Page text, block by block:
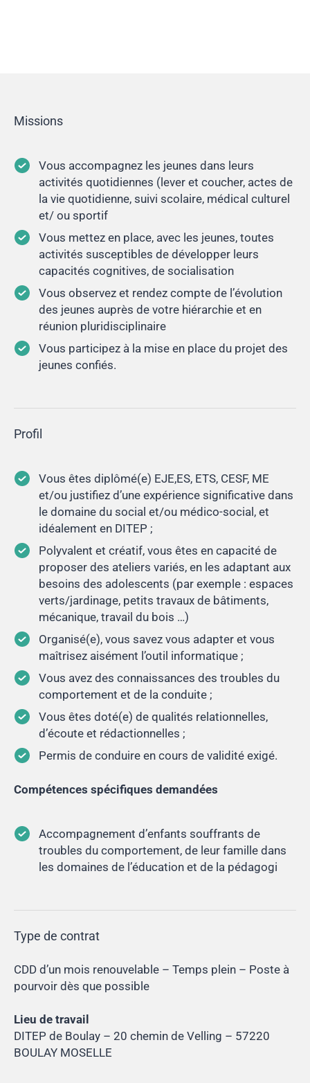
Missions
Vous accompagnez les jeunes dans leurs
activités quotidiennes (lever et coucher, actes de
la vie quotidienne, suivi scolaire, médical culturel
et/ ou sportif
Vous mettez en place, avec les jeunes, toutes
activités susceptibles de développer leurs
capacités cognitives, de socialisation
Vous observez et rendez compte de l’évolution
des jeunes auprès de votre hiérarchie et en
réunion pluridisciplinaire
Vous participez à la mise en place du projet des
jeunes confiés.
Profil
Vous êtes diplômé(e) EJE,ES, ETS, CESF, ME
et/ou justifiez d’une expérience significative dans
le domaine du social et/ou médico-social, et
idéalement en DITEP ;
Polyvalent et créatif, vous êtes en capacité de
proposer des ateliers variés, en les adaptant aux
besoins des adolescents (par exemple : espaces
verts/jardinage, petits travaux de bâtiments,
mécanique, travail du bois …)
Organisé(e), vous savez vous adapter et vous
maîtrisez aisément l’outil informatique ;
Vous avez des connaissances des troubles du
comportement et de la conduite ;
Vous êtes doté(e) de qualités relationnelles,
d’écoute et rédactionnelles ;
Permis de conduire en cours de validité exigé.
Compétences spécifiques demandées
Accompagnement d’enfants souffrants de
troubles du comportement, de leur famille dans
les domaines de l’éducation et de la pédagogi
Type de contrat
CDD d’un mois renouvelable – Temps plein – Poste à
pourvoir dès que possible
Lieu de travail
DITEP de Boulay – 20 chemin de Velling – 57220
BOULAY MOSELLE